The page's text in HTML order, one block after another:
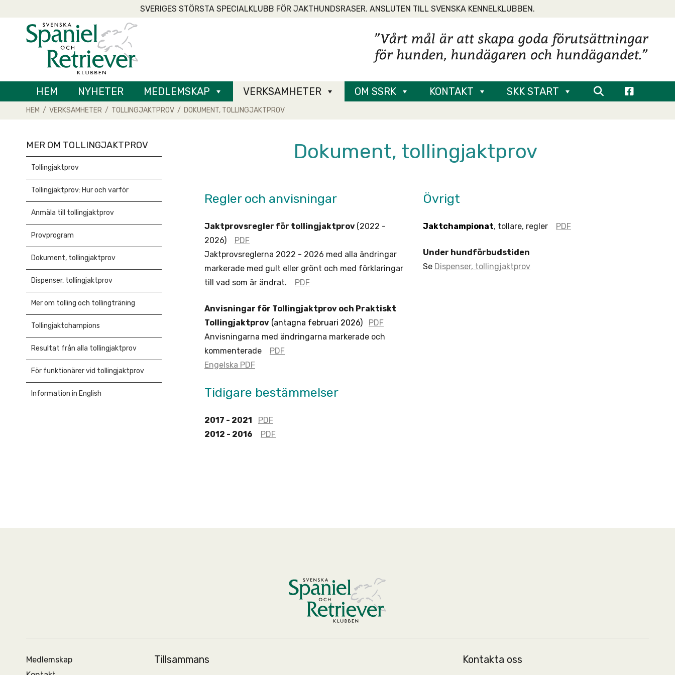
to
content
SVERIGES STÖRSTA SPECIALKLUBB FÖR JAKTHUNDSRASER. ANSLUTEN TILL SVENSKA KENNELKLUBBEN.
Home
HEM NYHETER MEDLEMSKAP VERKSAMHETER OM SSRK KONTAKT SKK START
HEM / VERKSAMHETER / TOLLINGJAKTPROV / DOKUMENT, TOLLINGJAKTPROV
Dokument, tollingjaktprov
Regler och anvisningar
Jaktprovsregler för tollingjaktprov (2022 -
2026) PDF
Jaktprovsreglerna 2022 - 2026 med alla ändringar
markerade med gult eller grönt och med förklaringar
till vad som är ändrat. PDF
Anvisningar för Tollingjaktprov och Praktiskt
Tollingjaktprov (antagna februari 2026)
PDF
Anvisningarna med ändringarna markerade och
kommenterade PDF
Engelska PDF
Tidigare bestämmelser
2017 - 2021 PDF
2012 - 2016
PDF
Övrigt
Jaktchampionat, tollare, regler PDF
Under hundförbudstiden
Se Dispenser, tollingjaktprov
MER OM TOLLINGJAKTPROV
Tollingjaktprov
Tollingjaktprov: Hur och varför
Anmäla till tollingjaktprov
Provprogram
Dokument, tollingjaktprov
Dispenser, tollingjaktprov
Mer om tolling och tollingträning
Tollingjaktchampions
Resultat från alla tollingjaktprov
För funktionärer vid tollingjaktprov
Information in English
Medlemskap
Tillsammans Kontakta oss